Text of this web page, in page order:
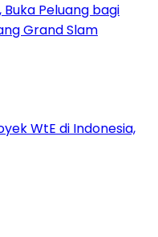
Buka Peluang bagi
Grand Slam
WtE di Indonesia,